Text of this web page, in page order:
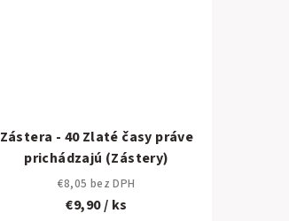
Zástera - 40 Zlaté časy práve
prichádzajú (Zástery)
€8,05 bez DPH
€9,90/ ks